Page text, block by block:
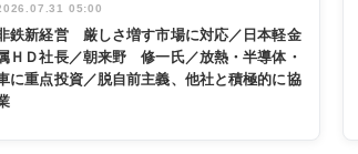
05:00
鉄新経営 厳しさ増す市場に対応／日本軽金
ＨＤ社長／朝来野 修一氏／放熱・半導体・
に重点投資／脱自前主義、他社と積極的に協